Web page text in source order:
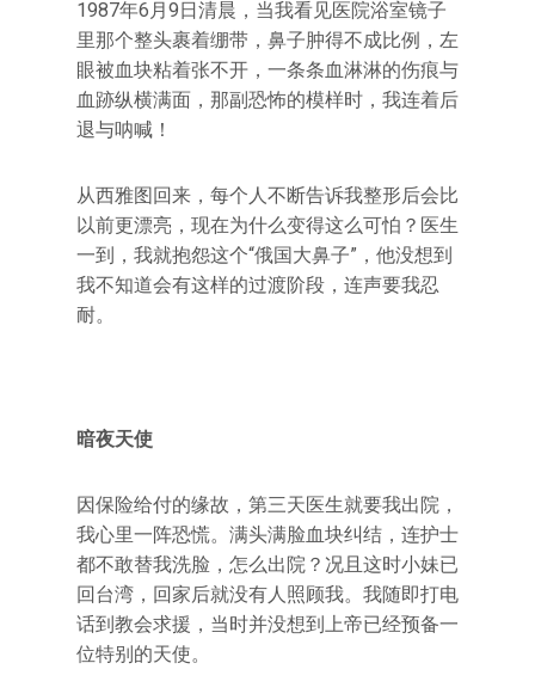
1987年6月9日清晨，当我看见医院浴室镜子
里那个整头裹着绷带，鼻子肿得不成比例，左
眼被血块粘着张不开，一条条血淋淋的伤痕与
血跡纵横满面，那副恐怖的模样时，我连着后
退与呐喊！
从西雅图回来，每个人不断告诉我整形后会比
以前更漂亮，现在为什么变得这么可怕？医生
一到，我就抱怨这个“俄国大鼻子”，他没想到
我不知道会有这样的过渡阶段，连声要我忍
耐。
暗夜天使
因保险给付的缘故，第三天医生就要我出院，
我心里一阵恐慌。满头满脸血块纠结，连护士
都不敢替我洗脸，怎么出院？况且这时小妹已
回台湾，回家后就没有人照顾我。我随即打电
话到教会求援，当时并没想到上帝已经预备一
位特别的天使。